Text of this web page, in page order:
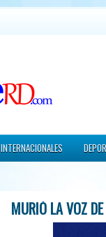
INTERNACIONALES
MURIÓ LA VOZ